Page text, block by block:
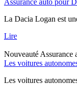
La Dacia Logan est
Lire
Nouveauté Assurance
Les voitures
Les voitures